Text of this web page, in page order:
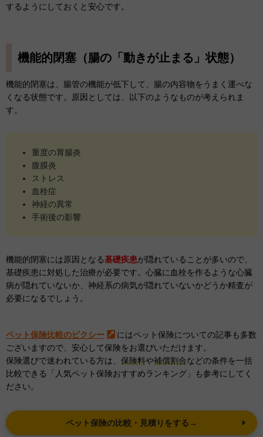
するようにしておくと安心です。
機能的閉塞（腸の「動きが止まる」状態）
機能的閉塞は、腸管の機能が低下して、腸の内容物をうまく運べな
くなる状態です。原因としては、以下のようなものが考えられま
す。
重度の胃腸炎
腹膜炎
ストレス
血栓症
神経の異常
手術後の影響
機能的閉塞には原因となる基礎疾患が隠れていることが多いので、
基礎疾患に対処した治療が必要です。心臓に血栓を作るような心臓
病が隠れていないか、神経系の病気が隠れていないかどうか精査が
必要になるでしょう。
ペット保険比較のピクシー
にはペット保険についての記事も多数
ございますので、安心して保険をお選びいただけます。
保険選びで迷われている方は、 保険料や補償割合などの条件を一括
比較できる「人気ペット保険おすすめランキング」も参考にしてく
ださい。
ペット保険の比較・見積りをする→